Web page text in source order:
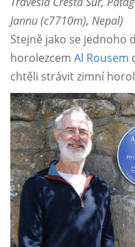
Jannu (c7710m), Nepal)
Stejně jako se jednoho
horolezcem Al Rousem
chtěli strávit zimní